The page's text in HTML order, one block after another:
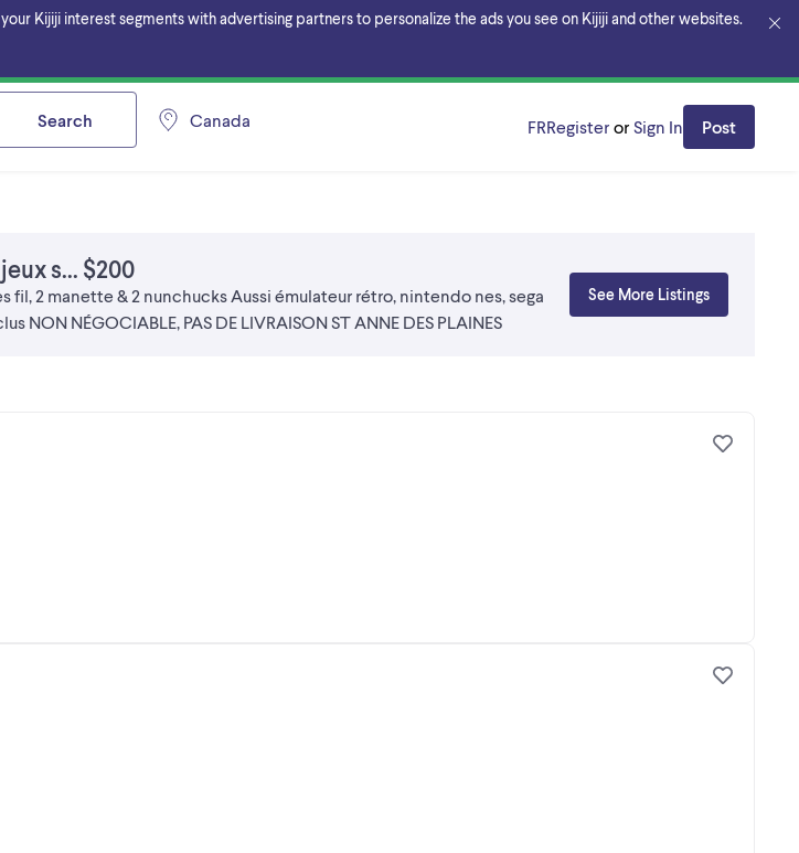
Kijiji interest segments with advertising partners to personalize the ads you see on Kijiji and other websites.
Search Canada FRRegister or Sign In Post
s... $200
2 manette & 2 nunchucks Aussi émulateur rétro, nintendo nes, sega
NÉGOCIABLE, PAS DE LIVRAISON ST ANNE DES PLAINES
See More Listings